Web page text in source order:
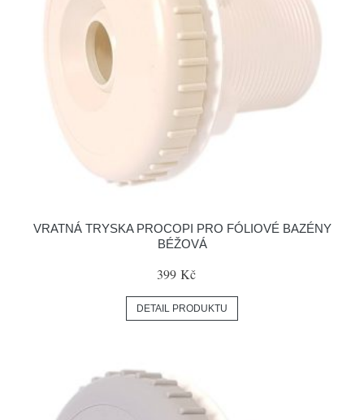
VRATNÁ TRYSKA PROCOPI PRO FÓLIOVÉ BAZÉNY
BÉŽOVÁ
399 Kč
DETAIL PRODUKTU